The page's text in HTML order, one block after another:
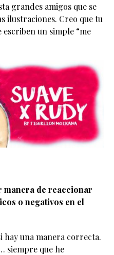
grandes amigos que se
ilustraciones. Creo que tu
escriben un simple “me
manera de reaccionar
o negativos en el
una manera correcta.
siempre que he